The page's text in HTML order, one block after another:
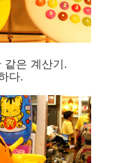
같은 계산기.
다.